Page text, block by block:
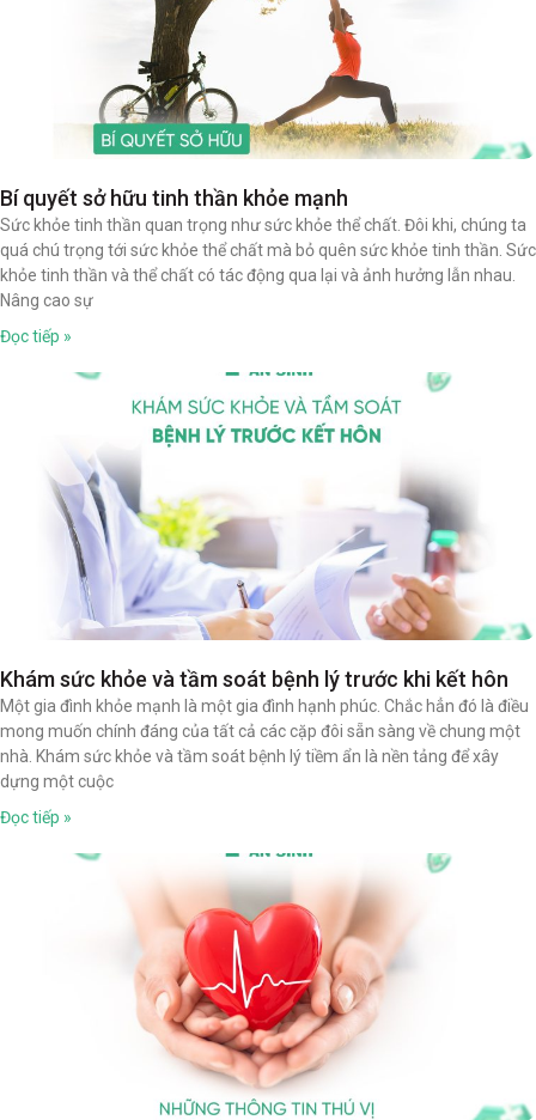
Bí quyết sở hữu tinh thần khỏe mạnh
Sức khỏe tinh thần quan trọng như sức khỏe thể chất. Đôi khi, chúng ta
quá chú trọng tới sức khỏe thể chất mà bỏ quên sức khỏe tinh thần. Sức
khỏe tinh thần và thể chất có tác động qua lại và ảnh hưởng lẫn nhau.
Nâng cao sự
Đọc tiếp »
Khám sức khỏe và tầm soát bệnh lý trước khi kết hôn
Một gia đình khỏe mạnh là một gia đình hạnh phúc. Chắc hẳn đó là điều
mong muốn chính đáng của tất cả các cặp đôi sẵn sàng về chung một
nhà. Khám sức khỏe và tầm soát bệnh lý tiềm ẩn là nền tảng để xây
dựng một cuộc
Đọc tiếp »